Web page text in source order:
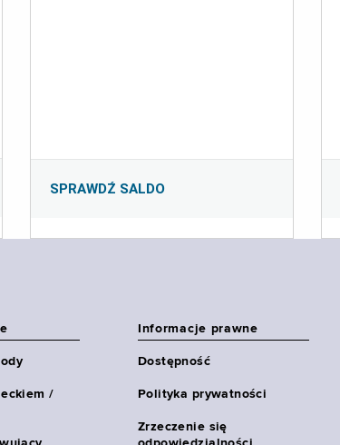
SPRAWDŹ SALDO
/
Informacje prawne
Dostępność
Polityka prywatności
Zrzeczenie się